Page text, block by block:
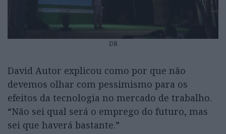
DR
David Autor explicou como por que não
devemos olhar com pessimismo para os
efeitos da tecnologia no mercado de trabalho.
“Não sei qual será o emprego do futuro, mas
sei que haverá bastante.”